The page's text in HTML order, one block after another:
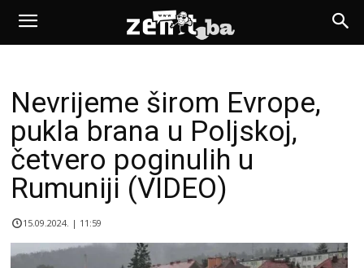
Nevrijeme širom Evrope,
pukla brana u Poljskoj,
četvero poginulih u
Rumuniji (VIDEO)
15.09.2024. | 11:59